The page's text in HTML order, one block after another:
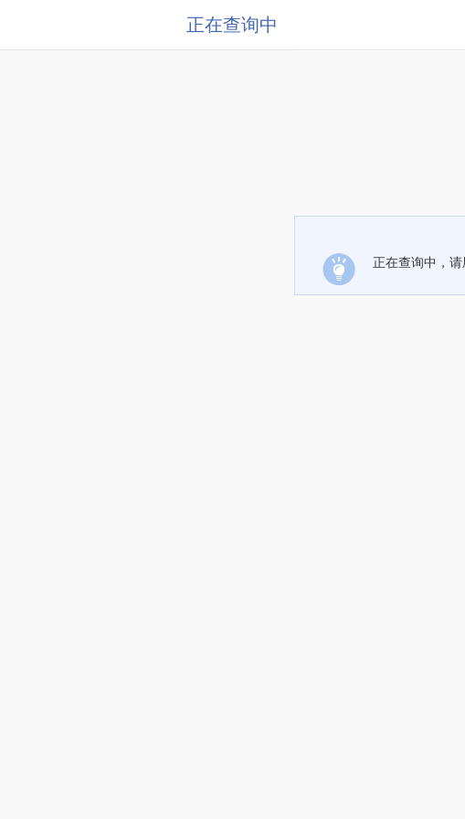
正在查询中
正在查询中，